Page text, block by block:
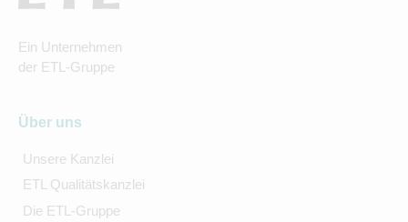
Ein Unternehmen
der ETL-Gruppe
Über uns
Unsere Kanzlei
ETL Qualitätskanzlei
Die ETL-Gruppe